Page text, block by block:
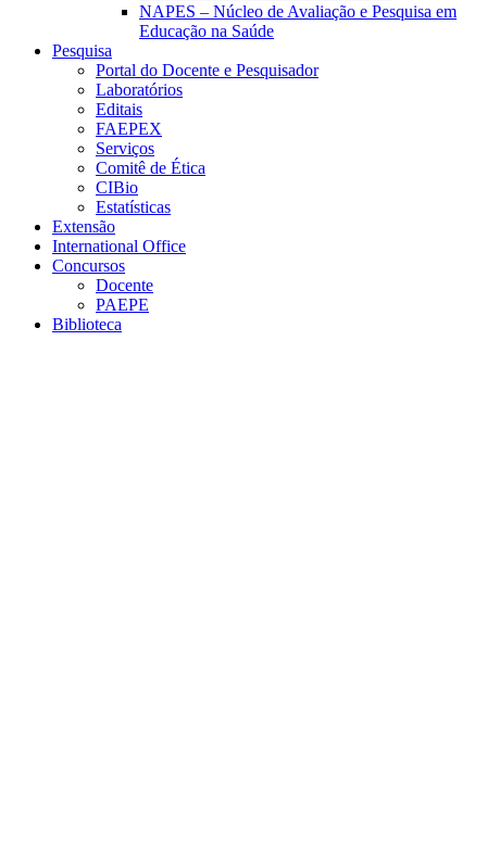
NAPES – Núcleo de Avaliação e Pesquisa em
Educação na Saúde
Pesquisa
Portal do Docente e Pesquisador
Laboratórios
Editais
FAEPEX
Serviços
Comitê de Ética
CIBio
Estatísticas
Extensão
International Office
Concursos
Docente
PAEPE
Biblioteca